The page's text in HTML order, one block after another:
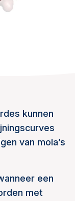
kunnen
van mola’s
een
met